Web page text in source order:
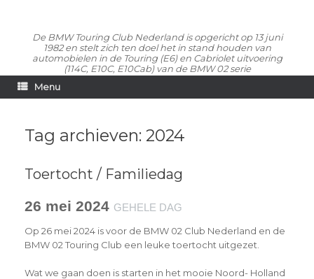
De BMW Touring Club Nederland is opgericht op 13 juni
1982 en stelt zich ten doel het in stand houden van
automobielen in de Touring (E6) en Cabriolet uitvoering
(114C, E10C, E10Cab) van de BMW 02 serie
Menu
Tag archieven: 2024
Toertocht / Familiedag
26 mei 2024 GEHELE DAG
Op 26 mei 2024 is voor de BMW 02 Club Nederland en de
BMW 02 Touring Club een leuke toertocht uitgezet.
Wat we gaan doen is starten in het mooie Noord- Holland